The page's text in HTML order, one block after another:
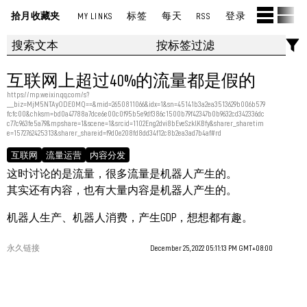
拾月收藏夹 MY LINKS 标签 每天 RSS 登录
互联网上超过40%的流量都是假的
https://mp.weixin.qq.com/s?
__biz=MjM5NTAyODE0MQ==&mid=2650811066&idx=1&sn=45141b3a2ea3513629b006b579
fcfc00&chksm=bd0a47788a7dce6e00c0f95b5e9df386c1500b79f42347b0b9632cd342336dc
c77c963fe5a79&mpshare=1&scene=1&srcid=1102Eng2dvi8bEveSzklKBfy&sharer_sharetim
e=1572762425313&sharer_shareid=f9d0e208fd8dd34f12c8b2ea3ad7b4af#rd
互联网 流量运营 内容分发
这时讨论的是流量，很多流量是机器人产生的。
其实还有内容，也有大量内容是机器人产生的。
机器人生产、机器人消费，产生GDP，想想都有趣。
永久链接 December 25, 2022 05:11:13 PM GMT+08:00